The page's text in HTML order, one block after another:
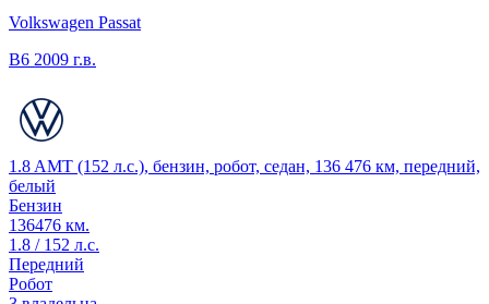
Volkswagen Passat
B6 2009 г.в.
1.8 AMT (152 л.с.), бензин, робот, седан, 136 476 км, передний,
белый
Бензин
136476 км.
1.8 / 152 л.с.
Передний
Робот